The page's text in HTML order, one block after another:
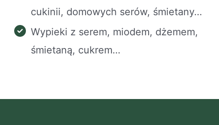
cukinii, domowych serów, śmietany…
Wypieki z serem, miodem, dżemem,
śmietaną, cukrem…